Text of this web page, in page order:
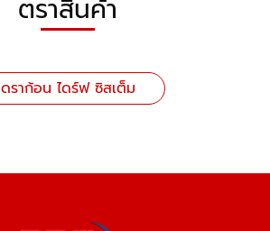
ตราสินค้า
ดราก้อน ไดร์ฟ ซิสเต็ม